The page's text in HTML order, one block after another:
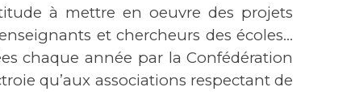
à mettre en oeuvre des projets
et chercheurs des écoles…
chaque année par la Confédération
qu’aux associations respectant de